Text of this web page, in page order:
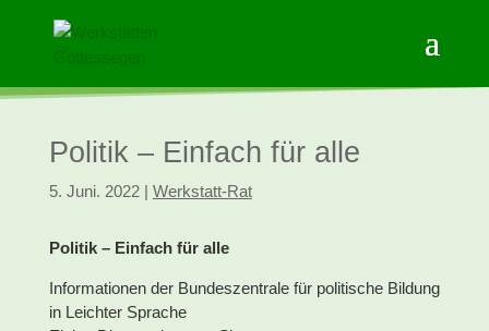
Politik – Einfach für alle
5. Juni. 2022| Werkstatt-Rat
Politik – Einfach für alle
Informationen der Bundeszentrale für politische Bildung
in Leichter Sprache